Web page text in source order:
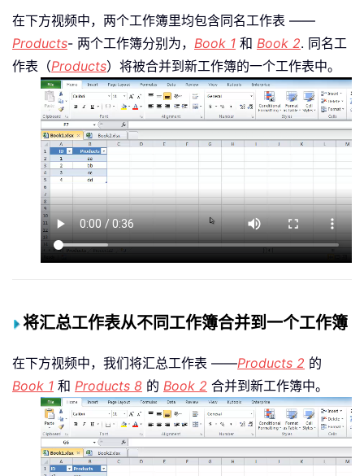
在下方视频中，两个工作簿里均包含同名工作表 ——
Products- 两个工作簿分别为， Book 1 和 Book 2. 同名工
作表（Products）将被合并到新工作簿的一个工作表中。
将汇总工作表从不同工作簿合并到一个工作簿
在下方视频中，我们将汇总工作表 ——Products 2 的
Book 1 和 Products 8 的 Book 2 合并到新工作簿中。